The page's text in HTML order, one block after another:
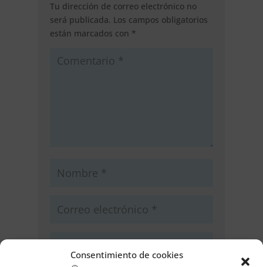
Consentimiento de cookies
Tu dirección de correo electrónico no
será publicada. Los campos obligatorios
están marcados con *